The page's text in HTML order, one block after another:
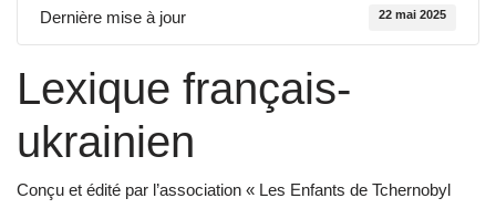
Dernière mise à jour 22 mai 2025
Lexique français-
ukrainien
Conçu et édité par l’association « Les Enfants de Tchernobyl